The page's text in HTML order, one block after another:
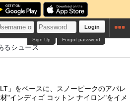
Login
Forgot password
Sign Up
るシューズ
」をベースに、スノーピークのアパレ
"インディゴ コットン ナイロン"をイメ